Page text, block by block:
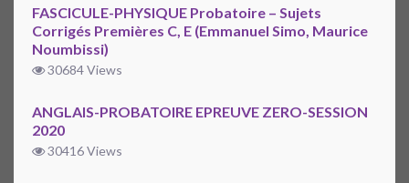
FASCICULE-PHYSIQUE Probatoire – Sujets
Corrigés Premières C, E (Emmanuel Simo, Maurice
Noumbissi)
30684 Views
ANGLAIS-PROBATOIRE EPREUVE ZERO-SESSION
2020
30416 Views